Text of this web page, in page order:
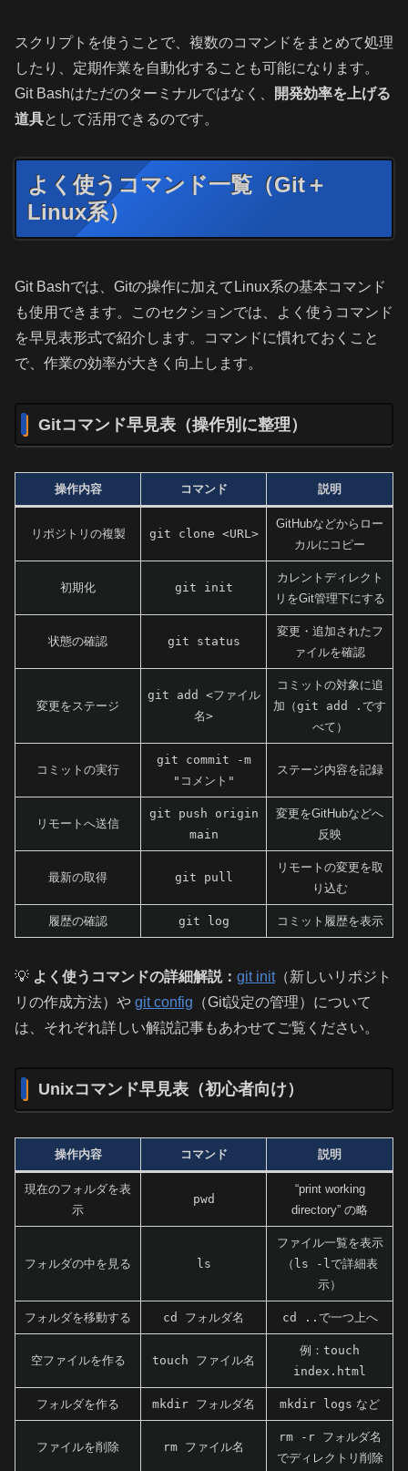
スクリプトを使うことで、複数のコマンドをまとめて処理
したり、定期作業を自動化することも可能になります。
Git Bashはただのターミナルではなく、
開発効率を上げる
道具として活用できるのです。
よく使うコマンド一覧（Git＋
Linux系）
Git Bashでは、Gitの操作に加えてLinux系の基本コマンド
も使用できます。このセクションでは、よく使うコマンド
を早見表形式で紹介します。コマンドに慣れておくこと
で、作業の効率が大きく向上します。
Gitコマンド早見表（操作別に整理）
操作内容 コマンド 説明
リポジトリの複製 git clone <URL>
GitHubなどからロー
カルにコピー
初期化 git init
カレントディレクト
リをGit管理下にする
状態の確認 git status
変更・追加されたフ
ァイルを確認
変更をステージ
git add <ファイル
名>
コミットの対象に追
加（git add . です
べて）
コミットの実行
git commit -m
"コメント"
ステージ内容を記録
リモートへ送信
git push origin
main
変更をGitHubなどへ
反映
最新の取得 git pull
リモートの変更を取
り込む
履歴の確認 git log コミット履歴を表示
💡 よく使うコマンドの詳細解説： git init（新しいリポジト
リの作成方法）や git config （Git設定の管理）について
は、それぞれ詳しい解説記事もあわせてご覧ください。
Unixコマンド早見表（初心者向け）
操作内容 コマンド 説明
現在のフォルダを表
示
pwd
“print working
directory” の略
フォルダの中を見る ls
ファイル一覧を表示
（ ls -l で詳細表
示）
フォルダを移動する cd フォルダ名 cd .. で一つ上へ
空ファイルを作る touch ファイル名
例： touch
index.html
フォルダを作る mkdir フォルダ名 mkdir logs など
ファイルを削除 rm ファイル名
rm -r フォルダ名
でディレクトリ削除